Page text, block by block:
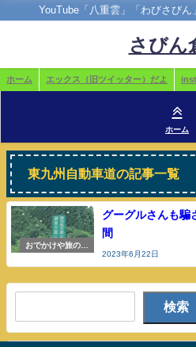
YouTube「八重雲」「わびさび
さびん
ホーム エックス（旧ツイッター）だよ
ホーム
東九州自動車道の記事一覧
おでかけや旅の参
グーグルさんも騙
間
2023年6月22日
検索